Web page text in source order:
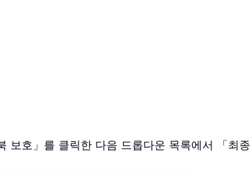
보호」를 클릭한 다음 드롭다운 목록에서 「최